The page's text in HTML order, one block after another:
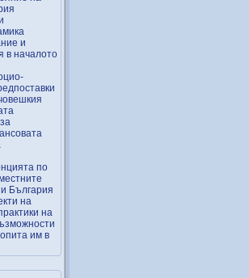
и
в началото
по
България
на
на
им в